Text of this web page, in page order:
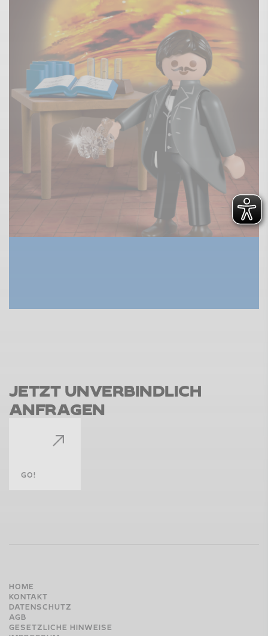
JETZT UNVERBINDLICH
ANFRAGEN
GO!
HOME
KONTAKT
DATENSCHUTZ
AGB
GESETZLICHE HINWEISE